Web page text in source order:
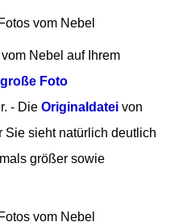
Nebel auf Ihrem
große Foto
- DieOriginaldatei von
Sie sieht natürlich deutlich
größer sowie